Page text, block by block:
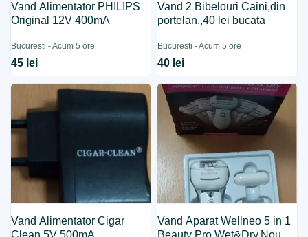
Vand Alimentator PHILIPS
Original 12V 400mA
Bucuresti - Acum 5 ore
45 lei
Vand 2 Bibelouri Caini,din
portelan.,40 lei bucata
Bucuresti - Acum 5 ore
40 lei
Vand Alimentator Cigar
Clean 5V 500mA
Vand Aparat Wellneo 5 in 1
Beauty Pro Wet&Dry,Nou.